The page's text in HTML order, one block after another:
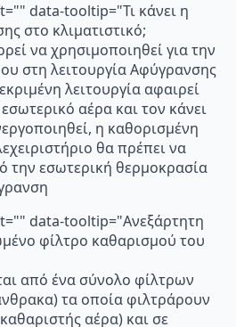
data-tooltip="Τι κάνει η
στο κλιματιστικό;
να χρησιμοποιηθεί για την
στη λειτουργία Αφύγρανσης
λειτουργία αφαιρεί
αέρα και τον κάνει
η καθορισμένη
θα πρέπει να
την εσωτερική θερμοκρασία
data-tooltip="Ανεξάρτητη
φίλτρο καθαρισμού του
από ένα σύνολο φίλτρων
τα οποία φιλτράρουν
αέρα) και σε